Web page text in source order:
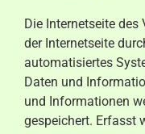
Die Internetseite
der Internetseite
automatisiertes
Daten und
und Informationen
gespeichert. Erfasst